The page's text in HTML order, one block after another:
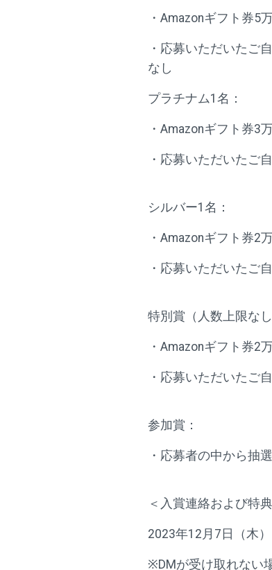
・Amazonギフト券5
・応募いただいたご
なし
プラチナム1名：
・Amazonギフト券3
・応募いただいたご
シルバー1名：
・Amazonギフト券2
・応募いただいたご
特別賞（人数上限なし
・Amazonギフト券2
・応募いただいたご
参加賞：
・応募者の中から抽
＜入賞連絡および特
2023年12月7日（木
※DMが受け取れない